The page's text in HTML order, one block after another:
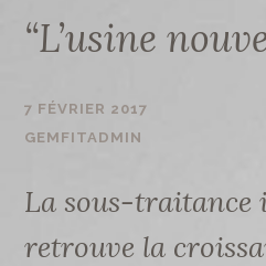
“L’usine
7 FÉVRIER 2017
GEMFITADMIN
La sous-traitance
retrouve la